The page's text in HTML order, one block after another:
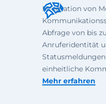
Integration von
Abfrage von bis
Anruferidentität
einheitliche
Mehr erfahren